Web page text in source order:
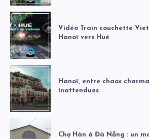
Vidéo Train couchette
Hanoï vers Hué
Hanoï, entre chaos
inattendues
Chợ Hàn à Đà Nẵng : un